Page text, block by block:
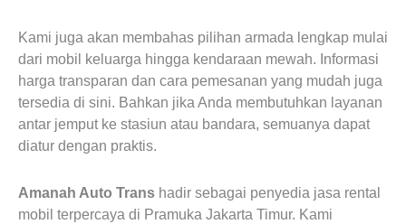
Kami juga akan membahas pilihan armada lengkap mulai
dari mobil keluarga hingga kendaraan mewah. Informasi
harga transparan dan cara pemesanan yang mudah juga
tersedia di sini. Bahkan jika Anda membutuhkan layanan
antar jemput ke stasiun atau bandara, semuanya dapat
diatur dengan praktis.
Amanah Auto Trans hadir sebagai penyedia jasa rental
mobil terpercaya di Pramuka Jakarta Timur. Kami